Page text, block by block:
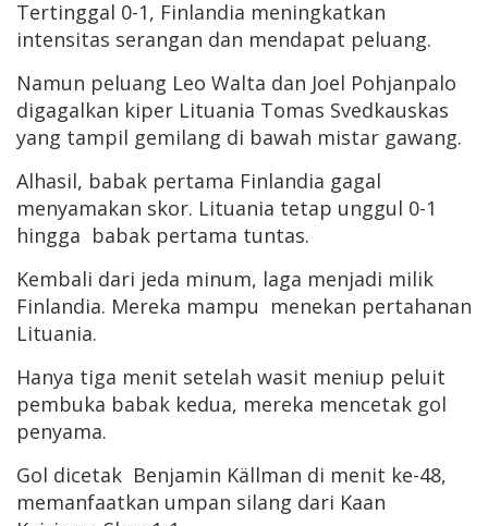
Tertinggal 0-1, Finlandia meningkatkan
intensitas serangan dan mendapat peluang.
Namun peluang Leo Walta dan Joel Pohjanpalo
digagalkan kiper Lituania Tomas Svedkauskas
yang tampil gemilang di bawah mistar gawang.
Alhasil, babak pertama Finlandia gagal
menyamakan skor. Lituania tetap unggul 0-1
hingga babak pertama tuntas.
Kembali dari jeda minum, laga menjadi milik
Finlandia. Mereka mampu menekan pertahanan
Lituania.
Hanya tiga menit setelah wasit meniup peluit
pembuka babak kedua, mereka mencetak gol
penyama.
Gol dicetak Benjamin Källman di menit ke-48,
memanfaatkan umpan silang dari Kaan